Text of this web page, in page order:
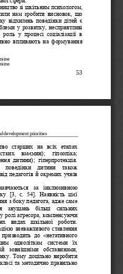
53
зі шкільним психологом,
нам  зробити  висновок,  що
відхилень  поведінки  дітей  є
у розвитку, несприятливі
у  процесі  соціалізації  в
впливають  на  формування
development priorities
старших  на  всіх  етапах
взаємин);   гіпоопіка;
дитини);  гіперпротекція.
поведінки  дитини  також
педагогів й окремих учнів
за  інклюзивною
[3,  с.
54].  Наявність  цієї
з боку педагога, адже саме
знущань  більш  сильних
ролі агресора, компенсуючи
видах  шкільної  роботи.
зневажливого ставлення
до  «негативного
одноліткам  системи  їх
зовнішніми  обставинами,
Тому доцільно виробити
та методично правильно